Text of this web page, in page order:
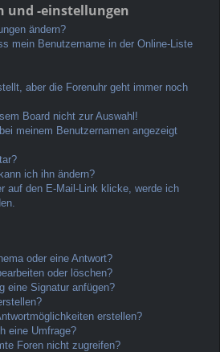
und -einstellungen
ändern?
mein Benutzername in der Online-Liste
aber die Forenuhr geht immer noch
Board nicht zur Auswahl!
meinem Benutzernamen angezeigt
ich ihn ändern?
auf den E-Mail-Link klicke, werde ich
oder eine Antwort?
oder löschen?
eine Signatur anfügen?
erstellen?
eine Umfrage?
Foren nicht zugreifen?